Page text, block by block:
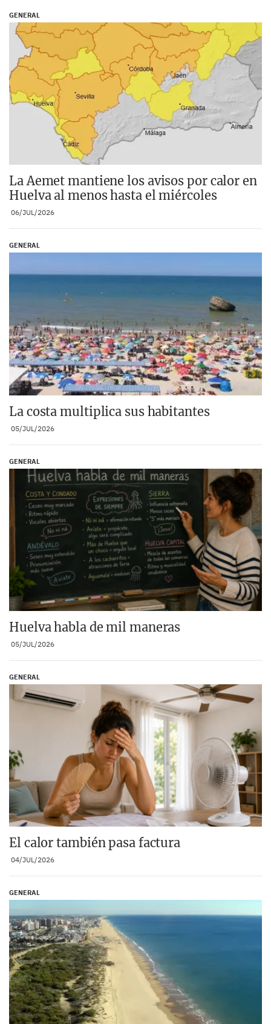
GENERAL
La Aemet mantiene los avisos por calor en
Huelva al menos hasta el miércoles
06/JUL/2026
GENERAL
La costa multiplica sus habitantes
05/JUL/2026
GENERAL
Huelva habla de mil maneras
05/JUL/2026
GENERAL
El calor también pasa factura
04/JUL/2026
GENERAL